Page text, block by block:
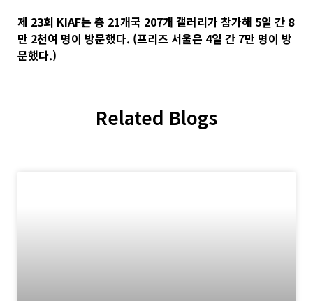
제 23회 KIAF는 총 21개국 207개 갤러리가 참가해 5일 간 8
만 2천여 명이 방문했다. (프리즈 서울은 4일 간 7만 명이 방
문했다.)
Related Blogs